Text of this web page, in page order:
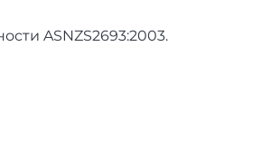
ASNZS2693:2003.